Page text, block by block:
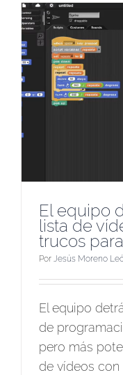
El equipo
lista de
trucos
Por Jesús Moreno
El equipo
de
pero más
de vídeos